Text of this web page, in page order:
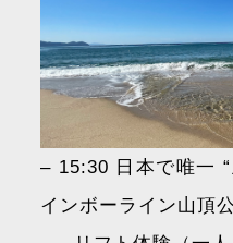
– 15:30 日本で唯一
インボーライン山頂